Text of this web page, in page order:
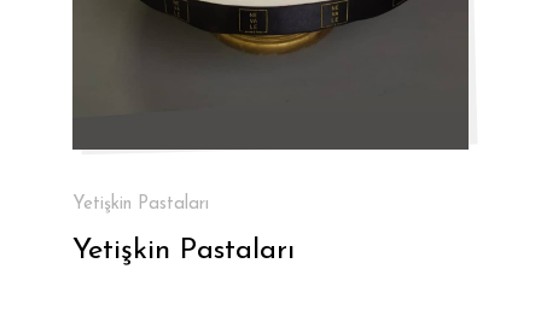
Yetişkin Pastaları
Yetişkin Pastaları